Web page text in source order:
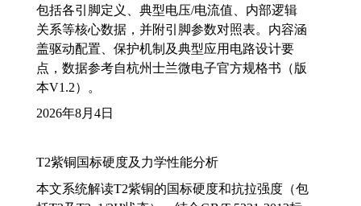
包括各引脚定义、典型电压/电流值、内部逻辑
关系等核心数据，并附引脚参数对照表。内容涵
盖驱动配置、保护机制及典型应用电路设计要
点，数据参考自杭州士兰微电子官方规格书（版
本V1.2）。
2026年8月4日
T2紫铜国标硬度及力学性能分析
本文系统解读T2紫铜的国标硬度和抗拉强度（包